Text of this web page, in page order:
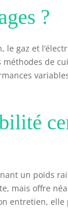
?
gaz et
de
un poids
mais offre
entretien, elle